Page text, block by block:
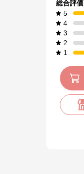
総合評価
5
4
3
2
1